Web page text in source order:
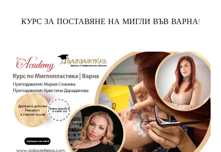
КУРС ЗА ПОСТАВЯНЕ НА МИГЛИ ВЪВ ВАРНА!